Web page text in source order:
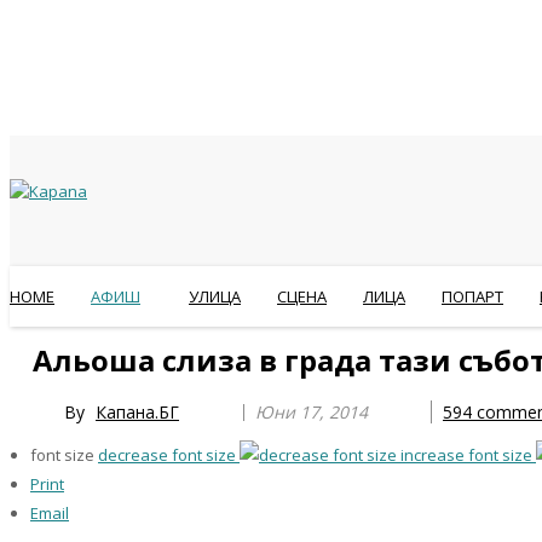
HOME АФИШ УЛИЦА СЦЕНА ЛИЦА ПОПАРТ
Альоша слиза в града тази
By Капана.БГ Юни 17, 2014 594
font size decrease font size
increase font size
Print
Email
Year
Month
Year
Month